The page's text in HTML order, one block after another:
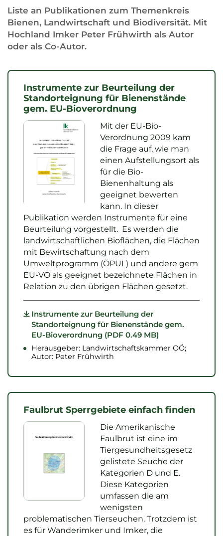
Liste an Publikationen zum Themenkreis
Bienen, Landwirtschaft und Biodiversität. Mit
Hochland Imker Peter Frühwirth als Autor
oder als Co-Autor.
Instrumente zur Beurteilung der
Standorteignung für Bienenstände
gem. EU-Bioverordnung
Mit der EU-Bio-
Verordnung 2009 kam
die Frage auf, wie man
einen Aufstellungsort als
für die Bio-
Bienenhaltung als
geeignet bewerten
kann. In dieser
Publikation werden Instrumente für eine
Beurteilung vorgestellt. Es werden die
landwirtschaftlichen Bioflächen, die Flächen
mit Bewirtschaftung nach dem
Umweltprogramm (ÖPUL) und andere gem
EU-VO als geeignet bezeichnete Flächen in
Relation zu den übrigen Flächen gesetzt.
Instrumente zur Beurteilung der
Standorteignung für Bienenstände gem.
EU-Bioverordnung (PDF 0.49 MB)
Herausgeber: Landwirtschaftskammer OÖ;
Autor: Peter Frühwirth
Faulbrut Sperrgebiete einfach finden
Die Amerikanische
Faulbrut ist eine im
Tiergesundheitsgesetz
gelistete Seuche der
Kategorien D und E.
Diese Kategorien
umfassen die am
wenigsten
problematischen Tierseuchen. Trotzdem ist
es für Wanderimker und Imker, die